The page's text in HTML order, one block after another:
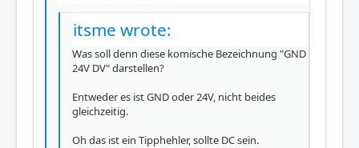
itsme wrote:
Was soll denn diese komische Bezeichnung "GND
24V DV" darstellen?
Entweder es ist GND oder 24V, nicht beides
gleichzeitig.
Oh das ist ein Tipphehler, sollte DC sein.